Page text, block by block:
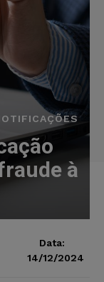
à
Data:
14/12/2024